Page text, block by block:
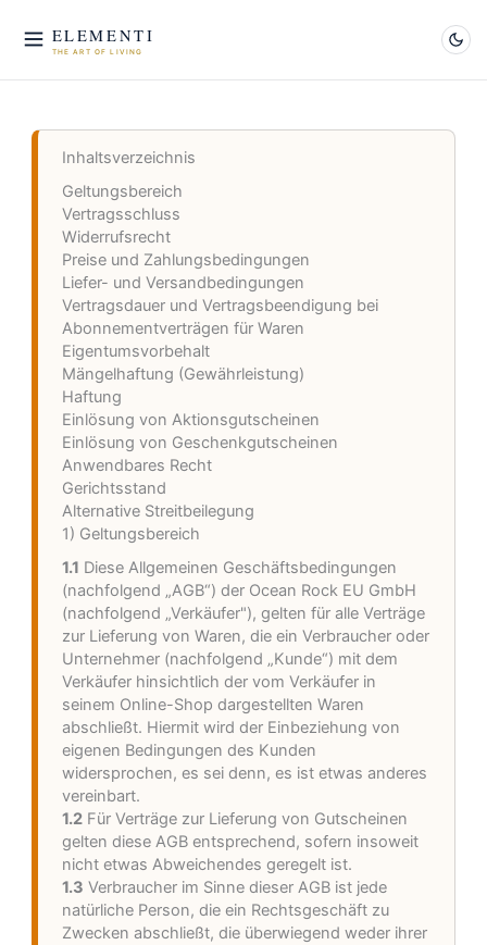
Inhalt
springen
ELEMENTI
THE ART OF LIVING
Inhaltsverzeichnis
Geltungsbereich
Vertragsschluss
Widerrufsrecht
Preise und Zahlungsbedingungen
Liefer- und Versandbedingungen
Vertragsdauer und Vertragsbeendigung bei
Abonnementverträgen für Waren
Eigentumsvorbehalt
Mängelhaftung (Gewährleistung)
Haftung
Einlösung von Aktionsgutscheinen
Einlösung von Geschenkgutscheinen
Anwendbares Recht
Gerichtsstand
Alternative Streitbeilegung
1) Geltungsbereich
1.1 Diese Allgemeinen Geschäftsbedingungen
(nachfolgend „AGB“) der Ocean Rock EU GmbH
(nachfolgend „Verkäufer"), gelten für alle Verträge
zur Lieferung von Waren, die ein Verbraucher oder
Unternehmer (nachfolgend „Kunde“) mit dem
Verkäufer hinsichtlich der vom Verkäufer in
seinem Online-Shop dargestellten Waren
abschließt. Hiermit wird der Einbeziehung von
eigenen Bedingungen des Kunden
widersprochen, es sei denn, es ist etwas anderes
vereinbart.
1.2 Für Verträge zur Lieferung von Gutscheinen
gelten diese AGB entsprechend, sofern insoweit
nicht etwas Abweichendes geregelt ist.
1.3 Verbraucher im Sinne dieser AGB ist jede
natürliche Person, die ein Rechtsgeschäft zu
Zwecken abschließt, die überwiegend weder ihrer